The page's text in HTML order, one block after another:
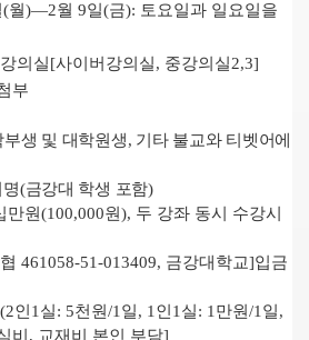
(월)―2월 9일(금): 토요일과 일요일을
의실[사이버강의실, 중강의실2,3]
부
생 및 대학원생, 기타 불교와 티벳어에
(금강대 학생 포함)
만원(100,000원), 두 강좌 동시 수강시
461058-51-013409, 금강대학교]입금
(2인1실: 5천원/1일, 1인1실: 1만원/1일,
비 , 교재비 본인 부담]